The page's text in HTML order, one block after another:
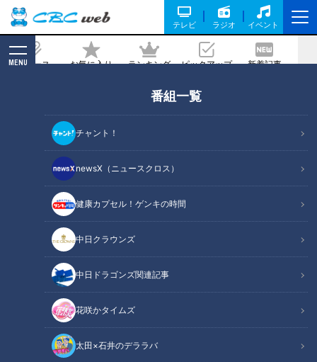
テレビ ラジオ イベント
ニュース お気に入り ランキング ピックアップ 新着記事
MENU
番組一覧
チャント！
newsX（ニュースクロス）
健康カプセル！ゲンキの時間
中日クラウンズ
中日ドラゴンズ関連記事
花咲かタイムズ
太田×石井のデララバ
（No.4）ジャケットをアートに変え
た！
2021/08/05 10:45